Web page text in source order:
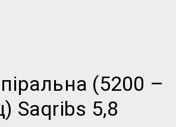
(5200 –
Saqribs 5,8